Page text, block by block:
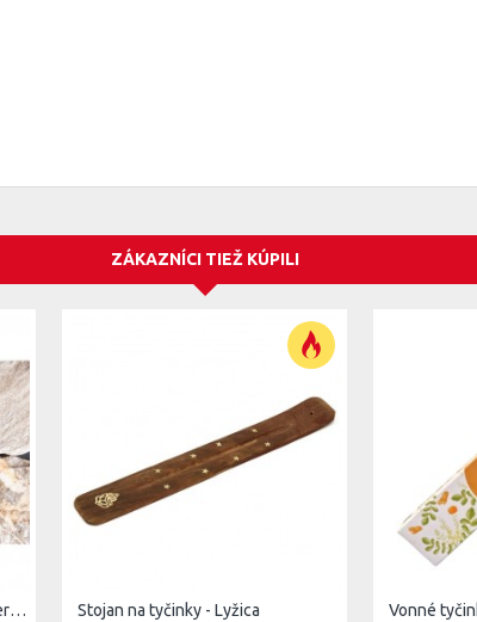
ZÁKAZNÍCI TIEŽ KÚPILI
Stojan na tyčinky - drevený tanierový bohyňa Stojan na tyčinky - Lyžica